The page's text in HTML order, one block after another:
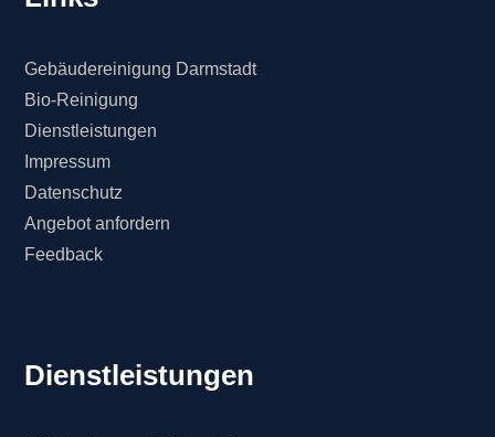
Gebäudereinigung Darmstadt
Bio-Reinigung
Dienstleistungen
Impressum
Datenschutz
Angebot anfordern
Feedback
Dienstleistungen